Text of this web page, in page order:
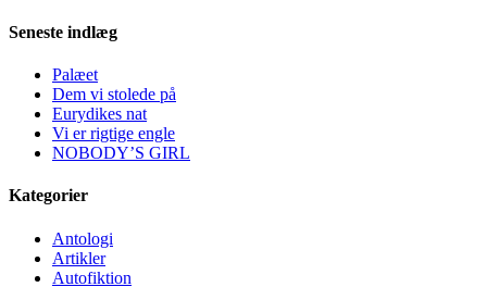
Seneste indlæg
Palæet
Dem vi stolede på
Eurydikes nat
Vi er rigtige engle
NOBODY’S GIRL
Kategorier
Antologi
Artikler
Autofiktion